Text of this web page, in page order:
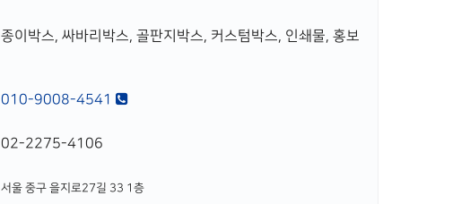
종이박스, 싸바리박스, 골판지박스, 커스텀박스, 인쇄물, 홍보
010-9008-4541
02-2275-4106
서울 중구 을지로27길 33 1층